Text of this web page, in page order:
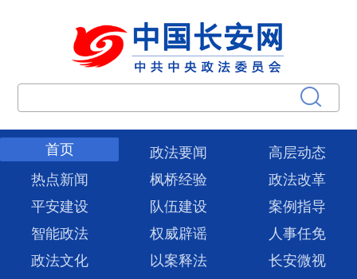
首页 政法要闻
高层动态
热点新闻
枫桥经验
政法改革
平安建设
队伍建设
案例指导
智能政法
权威辟谣
人事任免
政法文化
以案释法
长安微视